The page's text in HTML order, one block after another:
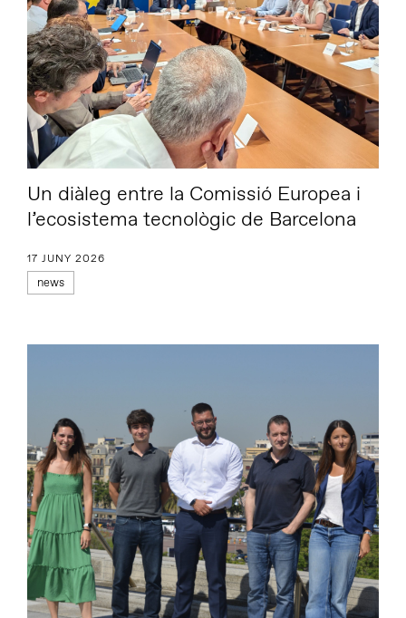
Un diàleg entre la Comissió Europea i
l’ecosistema tecnològic de Barcelona
17 JUNY 2026
news